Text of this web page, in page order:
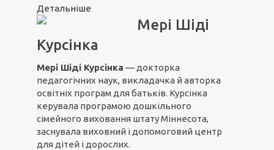
Детальніше
Мері Шіді
Курсінка
Мері Шіді Курсінка — докторка
педагогічних наук, викладачка й авторка
освітніх програм для батьків. Курсінка
керувала програмою дошкільного
сімейного виховання штату Міннесота,
заснувала виховний і допомоговий центр
для дітей і дорослих.